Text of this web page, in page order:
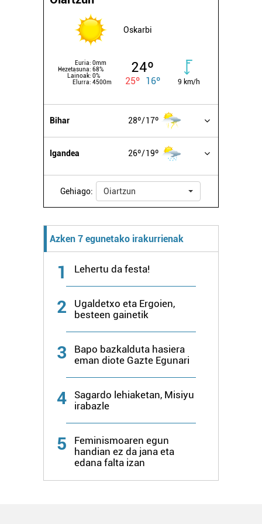
Oskarbi
Euria: 0mm
Hezetasuna: 68%
Lainoak: 0%
Elurra: 4500m
24º
25º 16º 9 km/h
Bihar 28º 17º
Igandea 26º 19º
Gehiago: Oiartzun
Azken 7 egunetako irakurrienak
1 Lehertu da festa!
2
Ugaldetxo eta Ergoien,
besteen gainetik
3
Bapo bazkalduta hasiera
eman diote Gazte Egunari
4
Sagardo lehiaketan, Misiyu
irabazle
5
Feminismoaren egun
handian ez da jana eta
edana falta izan